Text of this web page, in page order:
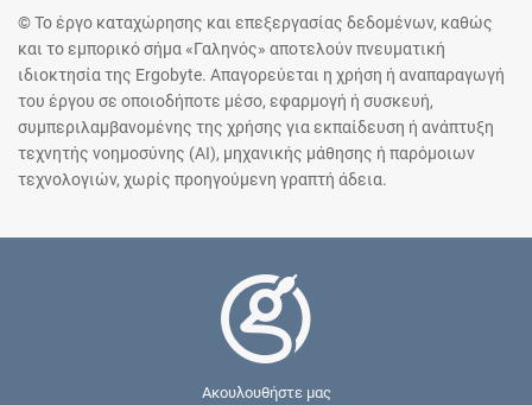
© Το έργο καταχώρησης και επεξεργασίας δεδομένων, καθώς
και το εμπορικό σήμα «Γαληνός» αποτελούν πνευματική
ιδιοκτησία της Ergobyte. Απαγορεύεται η χρήση ή αναπαραγωγή
του έργου σε οποιοδήποτε μέσο, εφαρμογή ή συσκευή,
συμπεριλαμβανομένης της χρήσης για εκπαίδευση ή ανάπτυξη
τεχνητής νοημοσύνης (AI), μηχανικής μάθησης ή παρόμοιων
τεχνολογιών, χωρίς προηγούμενη γραπτή άδεια.
Ακουλουθήστε μας